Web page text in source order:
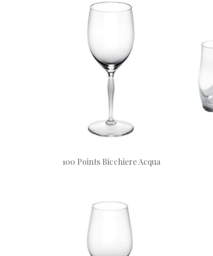
100 Points Bicchiere Acqua